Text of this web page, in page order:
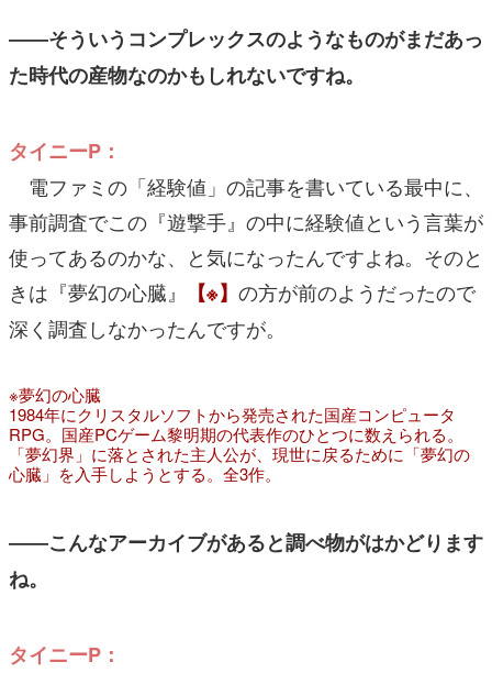
――そういうコンプレックスのようなものがまだあっ
た時代の産物なのかもしれないですね。
タイニーP：
電ファミの「経験値」の記事を書いている最中に、
事前調査でこの『遊撃手』の中に経験値という言葉が
使ってあるのかな、と気になったんですよね。そのと
きは『夢幻の心臓』
【※】 の方が前のようだったので
深く調査しなかったんですが。
※夢幻の心臓
1984年にクリスタルソフトから発売された国産コンピュータ
RPG。国産PCゲーム黎明期の代表作のひとつに数えられる。
「夢幻界」に落とされた主人公が、現世に戻るために「夢幻の
心臓」を入手しようとする。全3作。
――こんなアーカイブがあると調べ物がはかどります
ね。
タイニーP：